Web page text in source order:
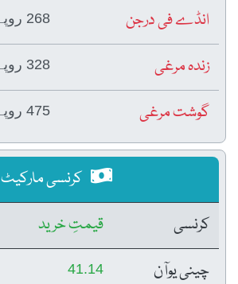
انڈے فی درجن
268 روپے
زندہ مرغی 328 روپے
گوشت مرغی 475 روپے
کرنسی مارکیٹ
کرنسی
قیمتِ خرید
چینی یوآن
41.14